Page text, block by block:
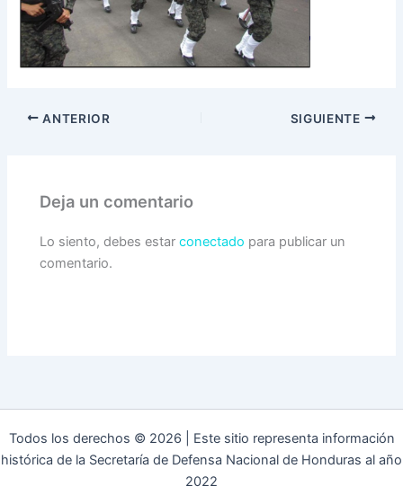
ANTERIOR SIGUIENTE
Deja un comentario
Lo siento, debes estarconectado para publicar un
comentario.
Todos los derechos © 2026 | Este sitio representa información
histórica de la Secretaría de Defensa Nacional de Honduras al año
2022